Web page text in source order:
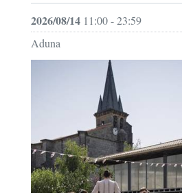
2026/08/14 11:00 - 23:59
Aduna